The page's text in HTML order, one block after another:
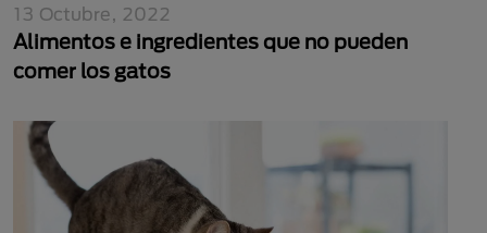
13 Octubre, 2022
Alimentos e ingredientes que no pueden
comer los gatos